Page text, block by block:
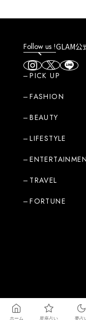
Follow us !GLAM公
PICK UP
FASHION
BEAUTY
LIFESTYLE
TRAVEL
FORTUNE
ホーム 星座占い 夢占